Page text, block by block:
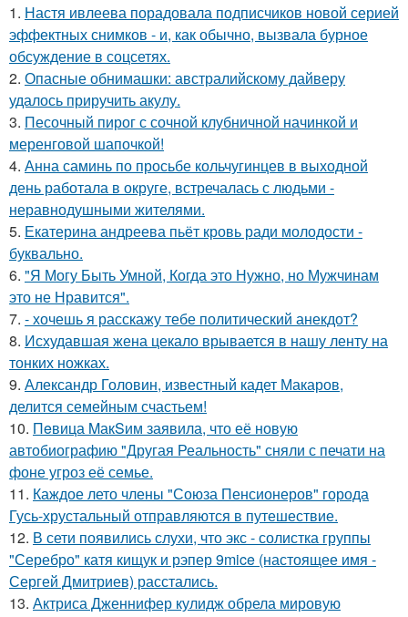
1. Настя ивлеева порадовала подписчиков новой серией
эффектных снимков - и, как обычно, вызвала бурное
обсуждение в соцсетях.
2. Опасные обнимашки: австралийскому дайверу
удалось приручить акулу.
3. Песочный пирог с сочной клубничной начинкой и
меренговой шапочкой!
4. Анна саминь по просьбе кольчугинцев в выходной
день работала в округе, встречалась с людьми -
неравнодушными жителями.
5. Екатерина андреева пьёт кровь ради молодости -
буквально.
6. "Я Могу Быть Умной, Когда это Нужно, но Мужчинам
это не Нравится".
7. - хочешь я расскажу тебе политический анекдот?
8. Исхудавшая жена цекало врывается в нашу ленту на
тонких ножках.
9. Александр Головин, известный кадет Макаров,
делится семейным счастьем!
10. Пeвица MакSим заявила, что её новую
автобиографию "Другая Реальность" сняли с печати на
фоне угроз её семье.
11. Каждое лето члены "Союза Пенсионеров" города
Гусь-хрустальный отправляются в путешествие.
12. В сети появились слухи, что экс - солистка группы
"Серебро" катя кищук и рэпер 9mice (настоящее имя -
Сергей Дмитриев) расстались.
13. Актриса Дженнифер кулидж обрела мировую